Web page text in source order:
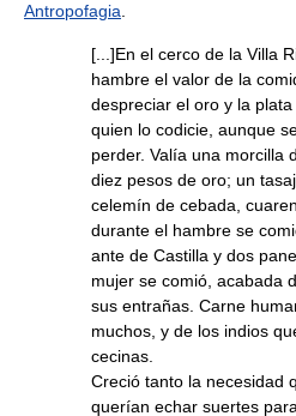
Antropofagia.
[...]En el cerco de la Villa
hambre el valor de la
despreciar el oro y la
quien lo codicie, aunque
perder. Valía una morcilla
diez pesos de oro; un
celemín de cebada,
durante el hambre se
ante de Castilla y dos
mujer se comió, acabada
sus entrañas. Carne
muchos, y de los indios
cecinas.
Creció tanto la necesidad
querían echar suertes